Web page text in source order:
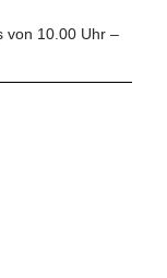
von 10.00 Uhr –